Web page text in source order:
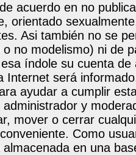
acuerdo en no
orientado
Asi también no se
o no modelismo) ni de
índole su cuenta
Internet será
ayudar a cumplir
administrador y
mover o cerrar
Como
almacenada en una